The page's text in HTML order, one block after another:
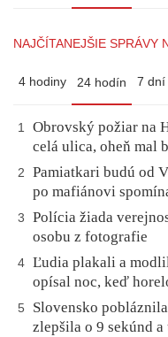
NAJČÍTANEJŠIE SPRÁVY
4 hodiny 24 hodín 7 dní
1
Obrovský požiar na
celá ulica, oheň mal
2
Pamiatkari budú od
po mafiánovi
3
Polícia žiada
osobu z fotografie
4 Ľudia plakali a
opísal noc, keď
5
Slovensko
zlepšila o 9 sekúnd a